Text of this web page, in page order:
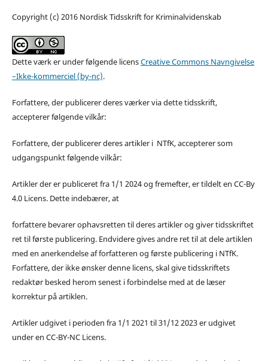
Copyright (c) 2016 Nordisk Tidsskrift for Kriminalvidenskab
Dette værk er under følgende licensCreative Commons Navngivelse
–Ikke-kommerciel (by-nc).
Forfattere, der publicerer deres værker via dette tidsskrift,
accepterer følgende vilkår:
Forfattere, der publicerer deres artikler i NTfK, accepterer som
udgangspunkt følgende vilkår:
Artikler der er publiceret fra 1/1 2024 og fremefter, er tildelt en CC-By
4.0 Licens. Dette indebærer, at
forfattere bevarer ophavsretten til deres artikler og giver tidsskriftet
ret til første publicering. Endvidere gives andre ret til at dele artiklen
med en anerkendelse af forfatteren og første publicering i NTfK.
Forfattere, der ikke ønsker denne licens, skal give tidsskriftets
redaktør besked herom senest i forbindelse med at de læser
korrektur på artiklen.
Artikler udgivet i perioden fra 1/1 2021 til 31/12 2023 er udgivet
under en CC-BY-NC Licens.